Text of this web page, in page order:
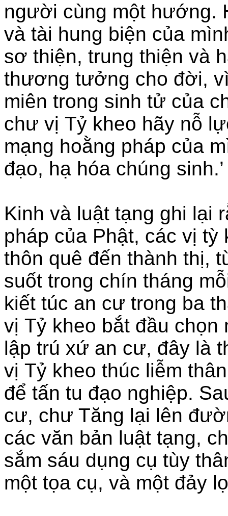
người cùng một hướng.
và tài hung biện của
sơ thiện, trung thiện và
thương tưởng cho đời,
miên trong sinh tử của
chư vị Tỷ kheo hãy nỗ
mạng hoằng pháp của
đạo, hạ hóa chúng sinh.’
Kinh và luật tạng ghi lại
pháp của Phật, các vị
thôn quê đến thành thị,
suốt trong chín tháng
kiết túc an cư trong ba
vị Tỷ kheo bắt đầu
lập trú xứ an cư, đây là
vị Tỷ kheo thúc liễm
để tấn tu đạo nghiệp.
cư, chư Tăng lại lên
các văn bản luật tạng,
sắm sáu dụng cụ tùy
một tọa cụ, và một đảy